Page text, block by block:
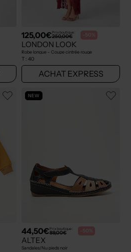
125,00€Prix boutique :
250,00€ -50%
LONDON LOOK
Robe longue - Coupe cintrée rouge
T : 40
ACHAT EXPRESS
NEW
44,50€Prix boutique :
89,00€ -50%
ALTEX
Sandales/Nu pieds noir